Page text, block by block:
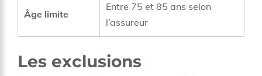
Âge limite
Entre 75 et 85 ans selon
l’assureur
Les exclusions